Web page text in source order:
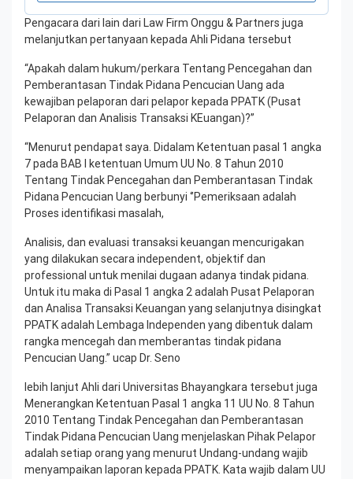
Pengacara dari lain dari Law Firm Onggu & Partners juga
melanjutkan pertanyaan kepada Ahli Pidana tersebut
“Apakah dalam hukum/perkara Tentang Pencegahan dan
Pemberantasan Tindak Pidana Pencucian Uang ada
kewajiban pelaporan dari pelapor kepada PPATK (Pusat
Pelaporan dan Analisis Transaksi KEuangan)?”
“Menurut pendapat saya. Didalam Ketentuan pasal 1 angka
7 pada BAB I ketentuan Umum UU No. 8 Tahun 2010
Tentang Tindak Pencegahan dan Pemberantasan Tindak
Pidana Pencucian Uang berbunyi ‘’Pemeriksaan adalah
Proses identifikasi masalah,
Analisis, dan evaluasi transaksi keuangan mencurigakan
yang dilakukan secara independent, objektif dan
professional untuk menilai dugaan adanya tindak pidana.
Untuk itu maka di Pasal 1 angka 2 adalah Pusat Pelaporan
dan Analisa Transaksi Keuangan yang selanjutnya disingkat
PPATK adalah Lembaga Independen yang dibentuk dalam
rangka mencegah dan memberantas tindak pidana
Pencucian Uang.” ucap Dr. Seno
lebih lanjut Ahli dari Universitas Bhayangkara tersebut juga
Menerangkan Ketentuan Pasal 1 angka 11 UU No. 8 Tahun
2010 Tentang Tindak Pencegahan dan Pemberantasan
Tindak Pidana Pencucian Uang menjelaskan Pihak Pelapor
adalah setiap orang yang menurut Undang-undang wajib
menyampaikan laporan kepada PPATK. Kata wajib dalam UU